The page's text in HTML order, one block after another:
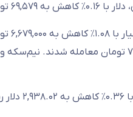
تومان معامله شدند.